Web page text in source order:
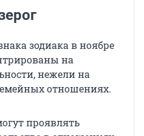
зодиака в ноябре
на
нежели на
отношениях.
проявлять